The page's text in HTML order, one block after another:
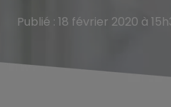
Publié : 18 février 2020 à